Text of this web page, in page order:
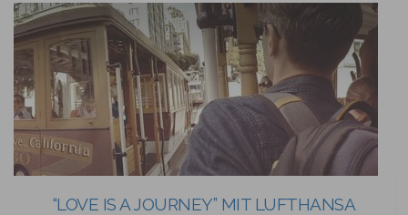
“LOVE IS A JOURNEY” MIT LUFTHANSA